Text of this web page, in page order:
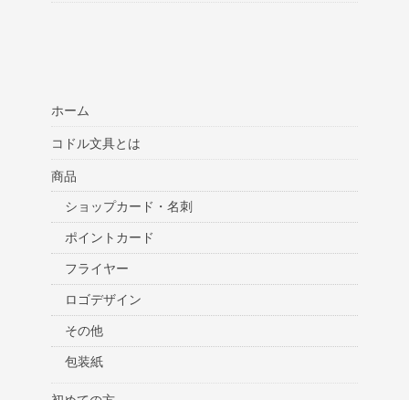
ホーム
コドル文具とは
商品
ショップカード・名刺
ポイントカード
フライヤー
ロゴデザイン
その他
包装紙